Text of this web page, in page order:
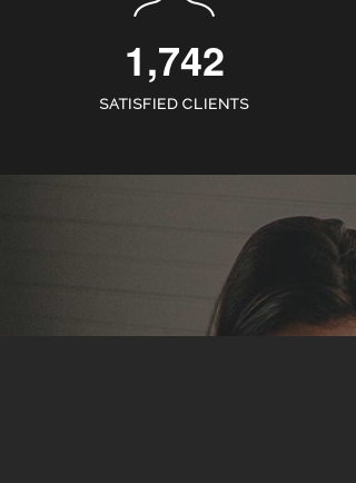
1,742
SATISFIED CLIENTS